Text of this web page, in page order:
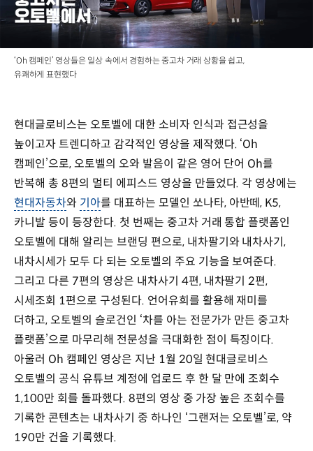
‘Oh 캠페인’ 영상들은 일상 속에서 경험하는 중고차 거래 상황을 쉽고,
유쾌하게 표현했다
현대글로비스는 오토벨에 대한 소비자 인식과 접근성을
높이고자 트렌디하고 감각적인 영상을 제작했다. ‘Oh
캠페인’으로, 오토벨의 오와 발음이 같은 영어 단어 Oh를
반복해 총 8편의 멀티 에피스드 영상을 만들었다. 각 영상에는
현대자동차와 기아를 대표하는 모델인 쏘나타, 아반떼, K5,
카니발 등이 등장한다. 첫 번째는 중고차 거래 통합 플랫폼인
오토벨에 대해 알리는 브랜딩 편으로, 내차팔기와 내차사기,
내차시세가 모두 다 되는 오토벨의 주요 기능을 보여준다.
그리고 다른 7편의 영상은 내차사기 4편, 내차팔기 2편,
시세조회 1편으로 구성된다. 언어유희를 활용해 재미를
더하고, 오토벨의 슬로건인 ‘차를 아는 전문가가 만든 중고차
플랫폼’으로 마무리해 전문성을 극대화한 점이 특징이다.
아울러 Oh 캠페인 영상은 지난 1월 20일 현대글로비스
오토벨의 공식 유튜브 계정에 업로드 후 한 달 만에 조회수
1,100만 회를 돌파했다. 8편의 영상 중 가장 높은 조회수를
기록한 콘텐츠는 내차사기 중 하나인 ‘그랜저는 오토벨’로, 약
190만 건을 기록했다.